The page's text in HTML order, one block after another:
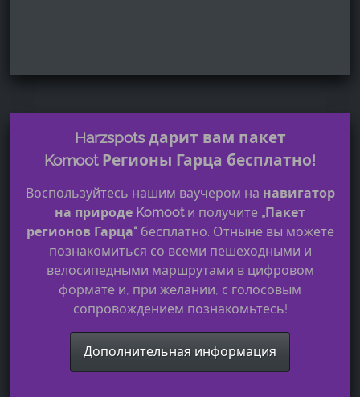
Harzspots дарит вам пакет
Komoot Регионы Гарца бесплатно!
Воспользуйтесь нашим ваучером на навигатор
на природе Komootи получите „Пакет
регионов Гарца“бесплатно. Отныне вы можете
познакомиться со всеми пешеходными и
велосипедными маршрутами в цифровом
формате и, при желании, с голосовым
сопровождением познакомьтесь!
Дополнительная информация